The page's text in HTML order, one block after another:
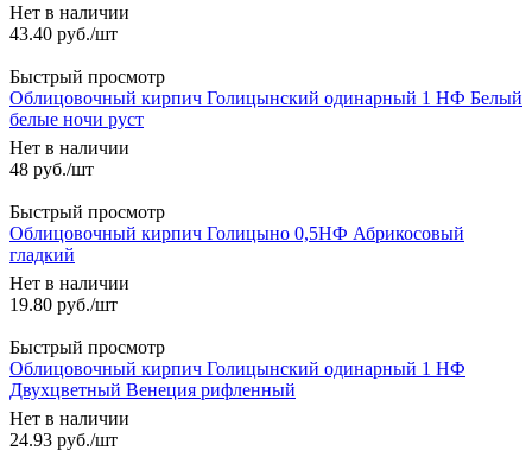
Нет в наличии
43.40 руб./шт
Быстрый просмотр
Облицовочный кирпич Голицынский одинарный 1 НФ Белый
белые ночи руст
Нет в наличии
48 руб./шт
Быстрый просмотр
Облицовочный кирпич Голицыно 0,5НФ Абрикосовый
гладкий
Нет в наличии
19.80 руб./шт
Быстрый просмотр
Облицовочный кирпич Голицынский одинарный 1 НФ
Двухцветный Венеция рифленный
Нет в наличии
24.93 руб./шт